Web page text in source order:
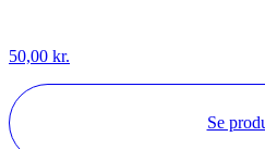
50,00 kr.
Se